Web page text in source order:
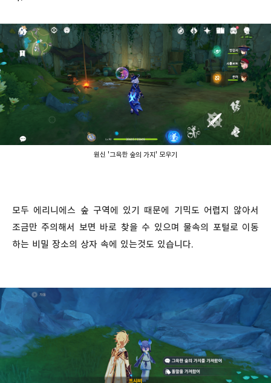
원신 '그윽한 숲의 가지' 모우기
모두 에리니에스 숲 구역에 있기 때문에 기믹도 어렵지 않아서
조금만 주의해서 보면 바로 찾을 수 있으며 물속의 포털로 이동
하는 비밀 장소의 상자 속에 있는것도 있습니다.